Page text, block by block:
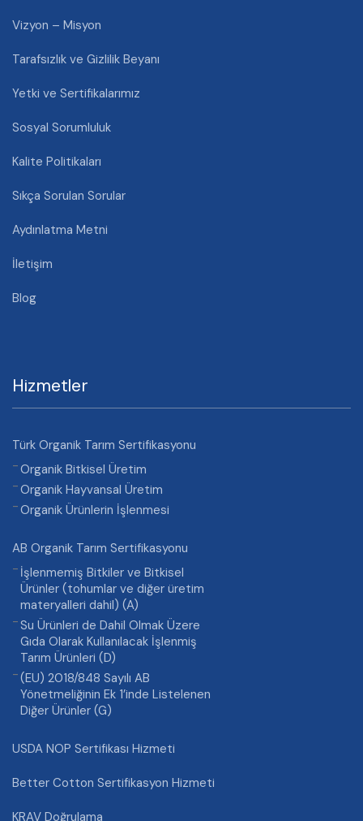
Vizyon – Misyon
Tarafsızlık ve Gizlilik Beyanı
Yetki ve Sertifikalarımız
Sosyal Sorumluluk
Kalite Politikaları
Sıkça Sorulan Sorular
Aydınlatma Metni
İletişim
Blog
Hizmetler
Türk Organik Tarım Sertifikasyonu
Organik Bitkisel Üretim
Organik Hayvansal Üretim
Organik Ürünlerin İşlenmesi
AB Organik Tarım Sertifikasyonu
İşlenmemiş Bitkiler ve Bitkisel
Ürünler (tohumlar ve diğer üretim
materyalleri dahil) (A)
Su Ürünleri de Dahil Olmak Üzere
Gıda Olarak Kullanılacak İşlenmiş
Tarım Ürünleri (D)
(EU) 2018/848 Sayılı AB
Yönetmeliğinin Ek 1’inde Listelenen
Diğer Ürünler (G)
USDA NOP Sertifikası Hizmeti
Better Cotton Sertifikasyon Hizmeti
KRAV Doğrulama